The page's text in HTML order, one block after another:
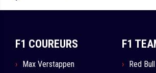
F1 COUREURS
Max Verstappen
F1
Red